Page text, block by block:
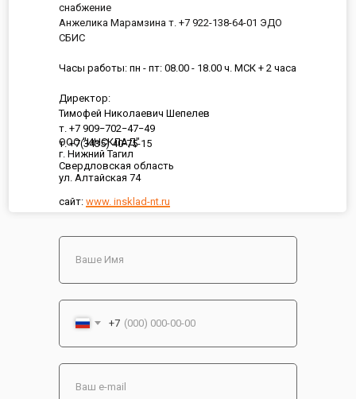
ООО "ИНСКЛАД"
г. Нижний Тагил
Свердловская область
ул. Алтайская 74
сайт: www. insklad-nt.ru
снабжение
Анжелика Марамзина т. +7 922-138-64-01 ЭДО
СБИС
Часы работы: пн - пт: 08.00 - 18.00 ч. МСК + 2 часа
Директор:
Тимофей Николаевич Шепелев
т. +7 909−702−47−49
т. +7(3435) 40-75-15
+7